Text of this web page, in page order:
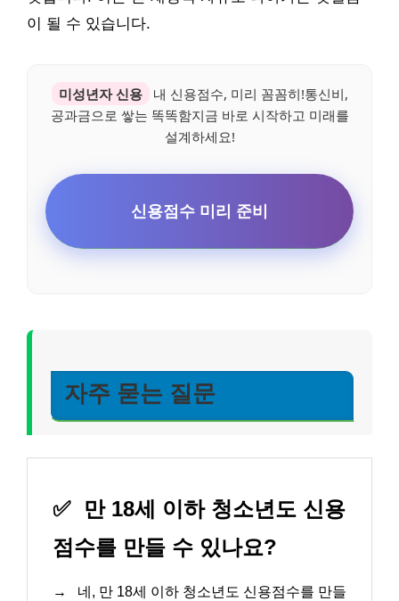
이 될 수 있습니다.
미성년자 신용
내 신용점수, 미리 꼼꼼히!통신비,
공과금으로 쌓는 똑똑함지금 바로 시작하고 미래를
설계하세요!
신용점수 미리 준비
자주 묻는 질문
✅
만 18세 이하 청소년도 신용
점수를 만들 수 있나요?
→
네, 만 18세 이하 청소년도 신용점수를 만들